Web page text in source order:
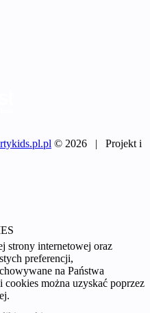
© 2026 | Projekt i
strony internetowej oraz
preferencji,
na Państwa
można uzyskać poprzez